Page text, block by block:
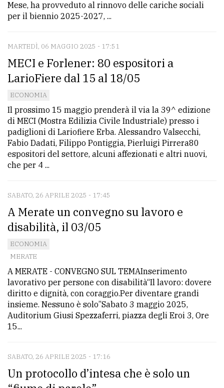
Mese, ha provveduto al rinnovo delle cariche sociali
per il biennio 2025-2027, ...
MARTEDÌ, 06 MAGGIO 2025 - 17:51
MECI e Forlener: 80 espositori a
LarioFiere dal 15 al 18/05
ECONOMIA
Il prossimo 15 maggio prenderà il via la 39^ edizione
di MECI (Mostra Edilizia Civile Industriale) presso i
padiglioni di Lariofiere Erba. Alessandro Valsecchi,
Fabio Dadati, Filippo Pontiggia, Pierluigi Pirrera80
espositori del settore, alcuni affezionati e altri nuovi,
che per 4 ...
SABATO, 26 APRILE 2025 - 17:45
A Merate un convegno su lavoro e
disabilità, il 03/05
ECONOMIA
MERATE
A MERATE - CONVEGNO SUL TEMAInserimento
lavorativo per persone con disabilità“Il lavoro: dovere
diritto e dignità, con coraggio.Per diventare grandi
insieme. Nessuno è solo”Sabato 3 maggio 2025,
Auditorium Giusi Spezzaferri, piazza degli Eroi 3, Ore
15...
SABATO, 26 APRILE 2025 - 17:16
Un protocollo d’intesa che è solo un